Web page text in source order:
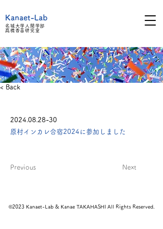
Kanaet-Lab
名城大学人間学部
髙橋 香苗研究室
< Back
2024.08.28-30
原村インカレ合宿2024に参加しました
Previous Next
©2023 Kanaet-Lab & Kanae TAKAHASHI All Rights Reserved.